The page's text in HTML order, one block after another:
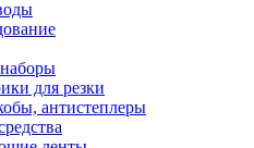
для резки
антистеплеры